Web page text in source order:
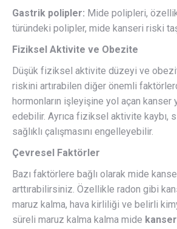
Gastrik polipler: Mide polipleri,
türündeki polipler, mide kanseri riski
Fiziksel Aktivite ve Obezite
Düşük fiziksel aktivite düzeyi ve
riskini artırabilen diğer önemli
hormonların işleyişine yol açan
edebilir. Ayrıca fiziksel aktivite kaybı,
sağlıklı çalışmasını engelleyebilir.
Çevresel Faktörler
Bazı faktörlere bağlı olarak mide
arttırabilirsiniz. Özellikle radon gibi
maruz kalma, hava kirliliği ve belirli
süreli maruz kalma kalma mide